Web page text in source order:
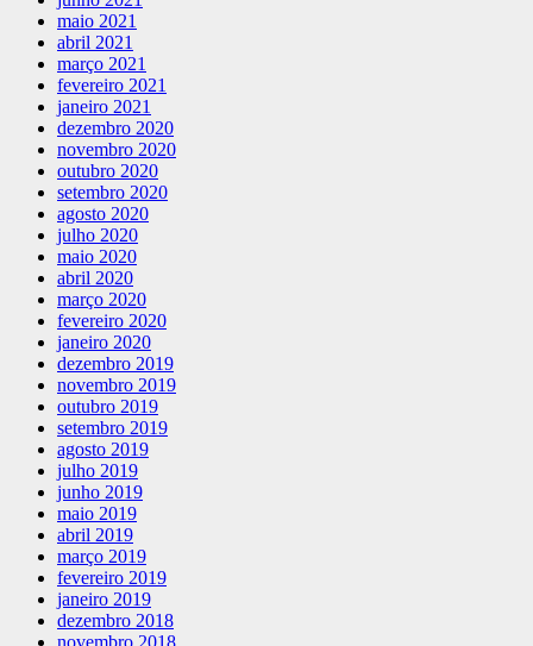
maio 2021
abril 2021
março 2021
fevereiro 2021
janeiro 2021
dezembro 2020
novembro 2020
outubro 2020
setembro 2020
agosto 2020
julho 2020
maio 2020
abril 2020
março 2020
fevereiro 2020
janeiro 2020
dezembro 2019
novembro 2019
outubro 2019
setembro 2019
agosto 2019
julho 2019
junho 2019
maio 2019
abril 2019
março 2019
fevereiro 2019
janeiro 2019
dezembro 2018
novembro 2018